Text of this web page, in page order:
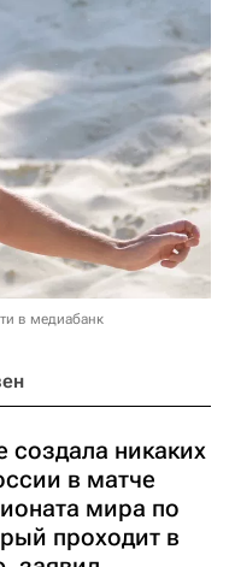
в медиабанк
создала никаких
в матче
мира по
проходит в